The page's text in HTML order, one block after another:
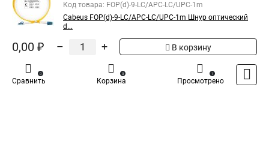
Код товара: FOP(d)-9-LC/APC-LC/UPC-1m
Cabeus FOP(d)-9-LC/APC-LC/UPC-1m Шнур оптический
d...
0,00 ₽ – + В корзину
Сравнить
0
Корзина
0
Просмотрено
1